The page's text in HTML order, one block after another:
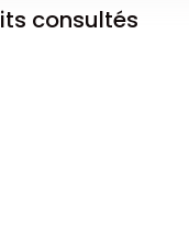
consultés